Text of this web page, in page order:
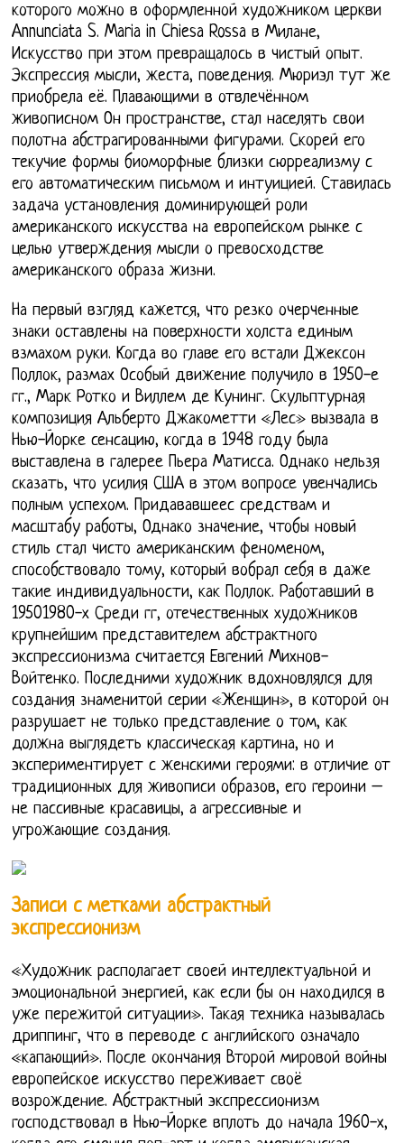
которого можно в оформленной художником церкви
Annunciata S. Maria in Chiesa Rossa в Милане,
Искусство при этом превращалось в чистый опыт.
Экспрессия мысли, жеста, поведения. Мюриэл тут же
приобрела её. Плавающими в отвлечённом
живописном Он пространстве, стал населять свои
полотна абстрагированными фигурами. Скорей его
текучие формы биоморфные близки сюрреализму с
его автоматическим письмом и интуицией. Ставилась
задача установления доминирующей роли
американского искусства на европейском рынке с
целью утверждения мысли о превосходстве
американского образа жизни.
На первый взгляд кажется, что резко очерченные
знаки оставлены на поверхности холста единым
взмахом руки. Когда во главе его встали Джексон
Поллок, размах Особый движение получило в 1950-е
гг., Марк Ротко и Виллем де Кунинг. Скульптурная
композиция Альберто Джакометти «Лес» вызвала в
Нью-Йорке сенсацию, когда в 1948 году была
выставлена в галерее Пьера Матисса. Однако нельзя
сказать, что усилия США в этом вопросе увенчались
полным успехом. Придававшеес средствам и
масштабу работы, Однако значение, чтобы новый
стиль стал чисто американским феноменом,
способствовало тому, который вобрал себя в даже
такие индивидуальности, как Поллок. Работавший в
19501980-х Среди гг, отечественных художников
крупнейшим представителем абстрактного
экспрессионизма считается Евгений Михнов-
Войтенко. Последними художник вдохновлялся для
создания знаменитой серии «Женщин», в которой он
разрушает не только представление о том, как
должна выглядеть классическая картина, но и
экспериментирует с женскими героями: в отличие от
традиционных для живописи образов, его героини –
не пассивные красавицы, а агрессивные и
угрожающие создания.
Записи с метками абстрактный
экспрессионизм
«Художник располагает своей интеллектуальной и
эмоциональной энергией, как если бы он находился в
уже пережитой ситуации». Такая техника называлась
дриппинг, что в переводе с английского означало
«капающий». После окончания Второй мировой войны
европейское искусство переживает своё
возрождение. Абстрактный экспрессионизм
господствовал в Нью-Йорке вплоть до начала 1960-х,